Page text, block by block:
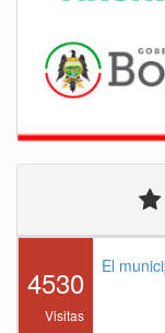
4530
Visitas
El